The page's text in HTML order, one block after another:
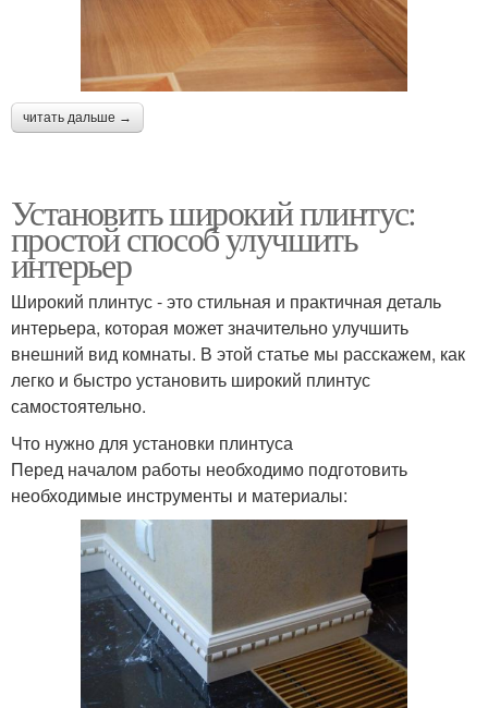
читать дальше →
Установить широкий плинтус:
простой способ улучшить
интерьер
Широкий плинтус - это стильная и практичная деталь
интерьера, которая может значительно улучшить
внешний вид комнаты. В этой статье мы расскажем, как
легко и быстро установить широкий плинтус
самостоятельно.
Что нужно для установки плинтуса
Перед началом работы необходимо подготовить
необходимые инструменты и материалы: